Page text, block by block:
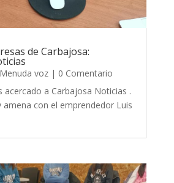
de Carbajosa:
Menuda voz| 0 Comentario
acercado a Carbajosa Noticias .
amena con el emprendedor Luis